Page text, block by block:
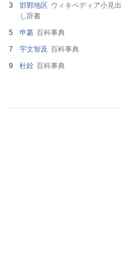
邯鄲地区 ウィキペディア小見出
し辞書
申纂 百科事典
宇文智及 百科事典
杜銓 百科事典